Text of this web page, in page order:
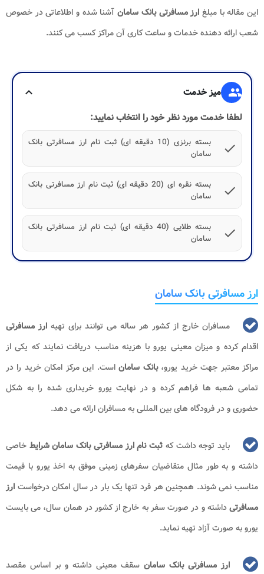
این مقاله با مبلغ ارز مسافرتی بانک سامانآشنا شده و اطلاعاتی در خصوص
شعب ارائه دهنده خدمات و ساعت کاری آن مراکز کسب می کنند.
group میز خدمت
expand_more
لطفا خدمت مورد نظر خود را انتخاب نمایید:
check
بسته برنزی (10 دقیقه ای) ثبت نام ارز مسافرتی بانک
سامان
check
بسته نقره ای (20 دقیقه ای) ثبت نام ارز مسافرتی بانک
سامان
check
بسته طلایی (40 دقیقه ای) ثبت نام ارز مسافرتی بانک
سامان
ارز مسافرتی بانک سامان
مسافران خارج از کشور هر ساله می توانند برای تهیه ارز مسافرتی
اقدام کرده و میزان معینی یورو با هزینه مناسب دریافت نمایند که یکی از
مراکز معتبر جهت خرید یورو،بانک ساماناست. این مرکز امکان خرید را در
تمامی شعبه ها فراهم کرده و در نهایت یورو خریداری شده را به شکل
حضوری و در فرودگاه های بین المللی به مسافران ارائه می دهد.
باید توجه داشت که ثبت نام ارز مسافرتی بانک سامان شرایط خاصی
داشته و به طور مثال متقاضیان سفرهای زمینی موفق به اخذ یورو با قیمت
مناسب نمی شوند. همچنین هر فرد تنها یک بار در سال امکان درخواست ارز
مسافرتیداشته و در صورت سفر به خارج از کشور در همان سال، می بایست
یورو به صورت آزاد تهیه نماید.
ارز مسافرتی بانک سامان سقف معینی داشته و بر اساس مقصد